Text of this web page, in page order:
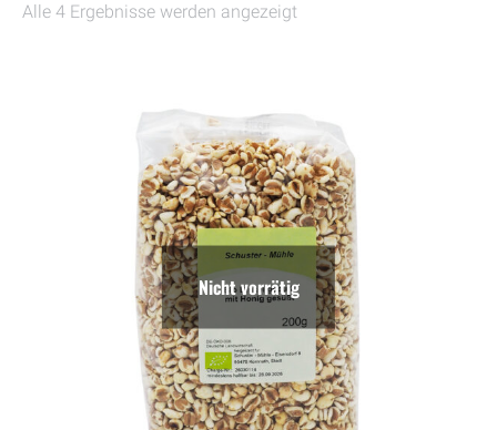
Alle 4 Ergebnisse werden angezeigt
Nicht vorrätig